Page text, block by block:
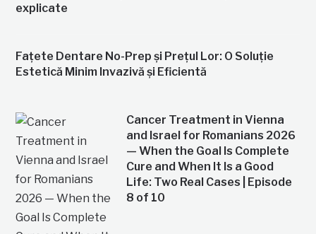
explicate
Fațete Dentare No-Prep și Prețul Lor: O Soluție
Estetică Minim Invazivă și Eficientă
Cancer Treatment in Vienna
and Israel for Romanians 2026
— When the Goal Is Complete
Cure and When It Is a Good
Life: Two Real Cases | Episode
8 of 10